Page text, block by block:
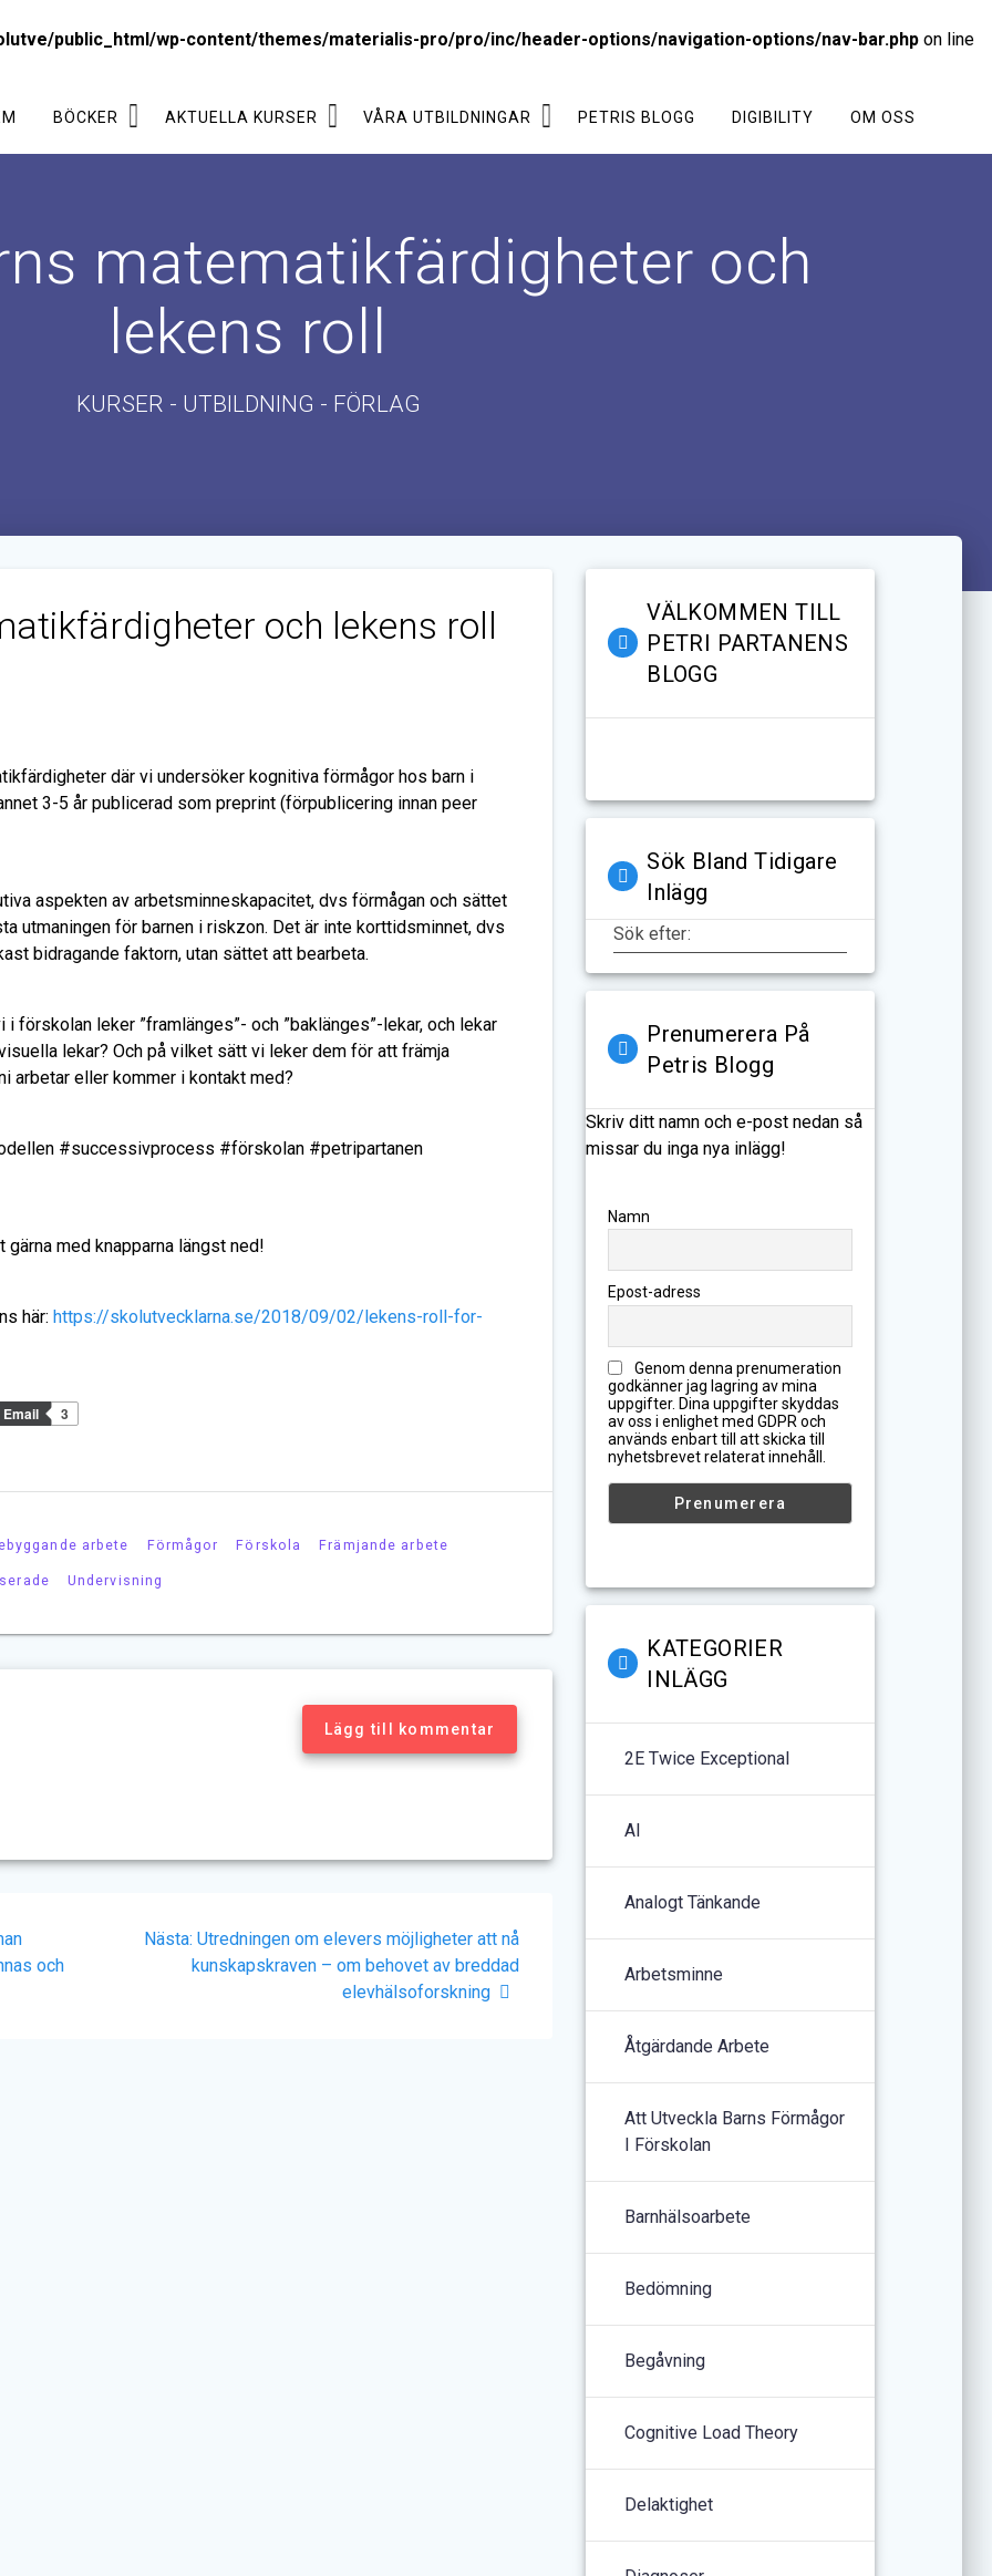
public_html/wp-content/themes/materialis-pro/pro/inc/header-options/navigation-options/nav-bar.php on line
BÖCKER AKTUELLA KURSER VÅRA UTBILDNINGAR PETRIS BLOGG DIGIBILITY OM OSS
matematikfärdigheter och
lekens roll
KURSER - UTBILDNING - FÖRLAG
och lekens roll
där vi undersöker kognitiva förmågor hos barn i
3-5 år publicerad som preprint (förpublicering innan peer
aspekten av arbetsminneskapacitet, dvs förmågan och sättet
utmaningen för barnen i riskzon. Det är inte korttidsminnet, dvs
bidragande faktorn, utan sättet att bearbeta.
förskolan leker ”framlänges”- och ”baklänges”-lekar, och lekar
lekar? Och på vilket sätt vi leker dem för att främja
arbetar eller kommer i kontakt med?
#successivprocess #förskolan #petripartanen
med knapparna längst ned!
här:https://skolutvecklarna.se/2018/09/02/lekens-roll-for-
Email 3
arbete Förmågor Förskola Främjande arbete
Undervisning
Lägg till kommentar
och
Nästa: Nästa
inlägg:
Utredningen om elevers möjligheter att nå
kunskapskraven – om behovet av breddad
elevhälsoforskning
VÄLKOMMEN TILL
PETRI PARTANENS
BLOGG
Sök Bland Tidigare
Inlägg
Sök efter:
Prenumerera På
Petris Blogg
Skriv ditt namn och e-post nedan så
missar du inga nya inlägg!
Namn
Epost-adress
Genom denna prenumeration
godkänner jag lagring av mina
uppgifter. Dina uppgifter skyddas
av oss i enlighet med GDPR och
används enbart till att skicka till
nyhetsbrevet relaterat innehåll.
KATEGORIER
INLÄGG
2E Twice Exceptional
AI
Analogt Tänkande
Arbetsminne
Åtgärdande Arbete
Att Utveckla Barns Förmågor
I Förskolan
Barnhälsoarbete
Bedömning
Begåvning
Cognitive Load Theory
Delaktighet